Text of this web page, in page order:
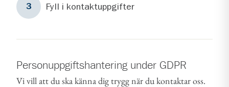
3 Steg3
Fyll i kontaktuppgifter
Personuppgiftshantering under GDPR
Vi vill att du ska känna dig trygg när du kontaktar oss.